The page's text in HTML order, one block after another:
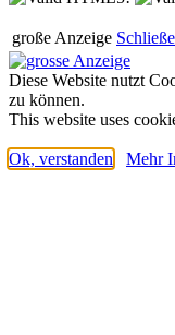
große Anzeige
Diese Website nutzt
zu können.
This website uses
Ok, verstanden Mehr